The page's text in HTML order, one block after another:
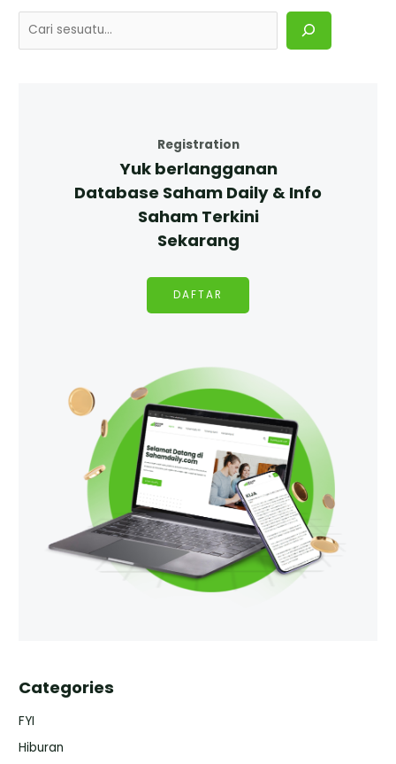
Registration
Yuk berlangganan
Database Saham Daily & Info
Saham Terkini
Sekarang
DAFTAR
Categories
FYI
Hiburan